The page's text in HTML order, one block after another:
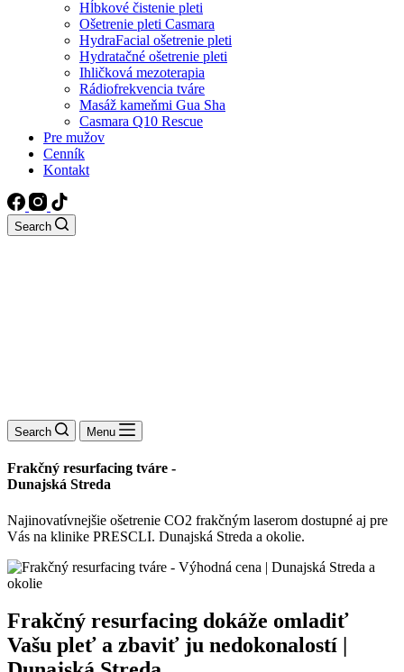
Hĺbkové čistenie pleti
Ošetrenie pleti Casmara
HydraFacial ošetrenie pleti
Hydratačné ošetrenie pleti
Ihličková mezoterapia
Rádiofrekvencia tváre
Masáž kameňmi Gua Sha
Casmara Q10 Rescue
Pre mužov
Cenník
Kontakt
Search
Search Menu
Frakčný resurfacing tváre -
Dunajská Streda
Najinovatívnejšie ošetrenie CO2 frakčným laserom dostupné aj pre
Vás na klinike PRESCLI. Dunajská Streda a okolie.
Frakčný resurfacing dokáže omladiť
Vašu pleť a zbaviť ju nedokonalostí |